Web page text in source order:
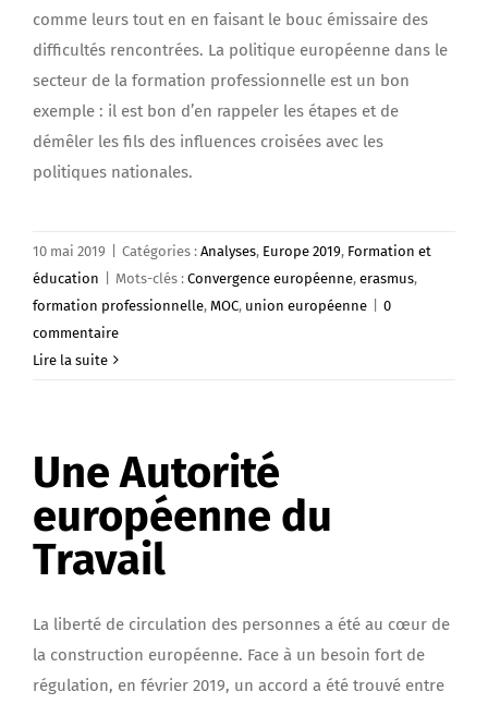
comme leurs tout en en faisant le bouc émissaire des
difficultés rencontrées. La politique européenne dans le
secteur de la formation professionnelle est un bon
exemple : il est bon d’en rappeler les étapes et de
démêler les fils des influences croisées avec les
politiques nationales.
10 mai 2019 Catégories : Analyses, Europe 2019, Formation et
éducation
Mots-clés : Convergence européenne, erasmus,
formation professionnelle, MOC, union européenne
0
commentaire
Lire la suite
Une Autorité
européenne du
Travail
La liberté de circulation des personnes a été au cœur de
la construction européenne. Face à un besoin fort de
régulation, en février 2019, un accord a été trouvé entre